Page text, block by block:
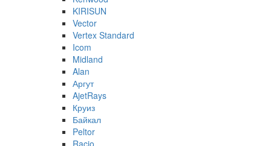
KIRISUN
Vector
Vertex Standard
Icom
Midland
Alan
Аргут
AjetRays
Круиз
Байкал
Peltor
Racio